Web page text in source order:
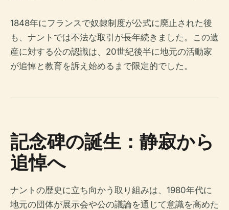
1848年にフランスで奴隷制度が公式に廃止された後
も、ナントでは不法な取引が長年続きました。この遺
産に対する公の認識は、20世紀後半に地元の活動家
が追悼と教育を訴え始めるまで限定的でした。
記念碑の誕生：静寂から
追悼へ
ナントの歴史に立ち向かう取り組みは、1980年代に
地元の団体が展示会や公の議論を通じて意識を高めた